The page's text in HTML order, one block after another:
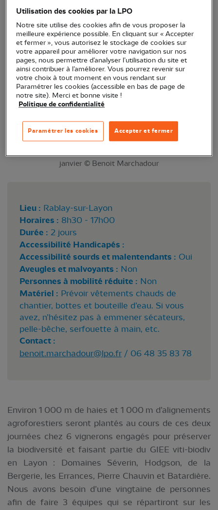
Un groupe de vignerons de la vallée du Layon
s’engage pour la préservation de la biodiversité en
plantant des haies et arbres en agroforesterie.
janvier © Benoit Marchadour
Lieu : Rablay-sur-Layon
Horaires : 8h30 - 17h00
Durée : 2 jours
Accessibilité Handicapés :
Accessibilité sourds et malentendants : Oui
Aveugles et malvoyants : Non
Personnes à mobilité réduite : Non
Matériel : Prévoir vêtements chauds de
chantier, bottes et bouteille d’eau. Si vous
avez, n’hésitez pas à emmener sécateurs,
pelle-bêche, serfouette à main, etc.
Contact :
benoit.marchadour@lpo.fr / 06 48 35 83 78
Environ 1 000 m de haies et 1 000 m d’alignements
agroforestiers seront plantés au cours de ces deux
journées chez 6 vignerons engagés pour préserver
la biodiversité et faisant partie du GIEE viti-biodiv
en Layon : Domaines Séverin, Hodgson, de la
Bergerie, les Errances, Pierre Chauvin et Batardière.
Nous avons besoin d’une vingtaine de personnes
afin de faire 3 équipes qui se répartiront sur les
Utilisation des cookies par la LPO
Notre site utilise des cookies afin de vous proposer la
meilleure expérience possible. En cliquant sur « Accepter
et fermer », vous autorisez le stockage de cookies sur
votre appareil pour améliorer votre navigation sur nos
pages, nous permettre d’analyser l’utilisation du site et
ainsi contribuer à l’améliorer. Vous pourrez revenir sur
votre choix à tout moment en vous rendant sur
Paramétrer les cookies (accessible en bas de page de
notre site). Merci et bonne visite !
Politique de confidentialité
Accepter et fermer
Paramétrer les cookies